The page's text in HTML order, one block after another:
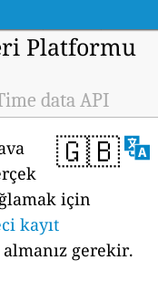
Platformu
data API
🇬🇧
için
kayıt
gerekir.